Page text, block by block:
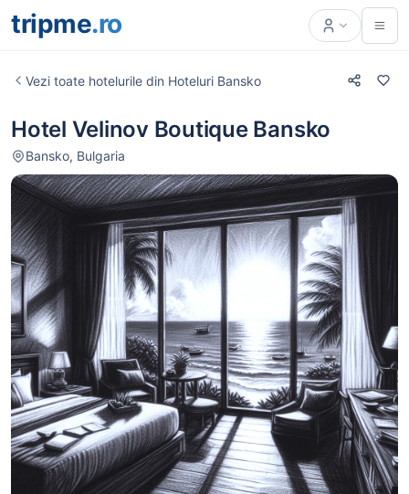
tripme.ro
Vezi toate hotelurile din Hoteluri Bansko
Hotel Velinov Boutique Bansko
Bansko, Bulgaria